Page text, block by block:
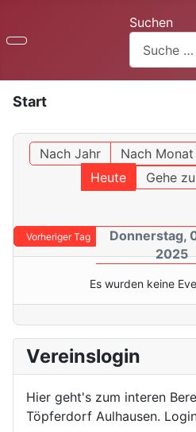
Suchen
Start
Nach Jahr Nach Monat
Heute
Gehe
Vorheriger Tag
Donnerstag,
2025
Es wurden keine
Vereinslogin
Hier geht's zum interen
Töpferdorf Aulhausen.